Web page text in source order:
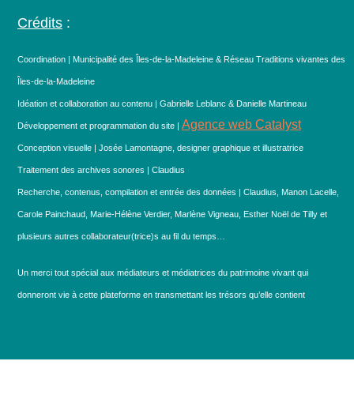
Crédits :
Coordination | Municipalité des Îles-de-la-Madeleine & Réseau Traditions vivantes des
Îles-de-la-Madeleine
Idéation et collaboration au contenu | Gabrielle Leblanc & Danielle Martineau
Développement et programmation du site | Agence web Catalyst
Conception visuelle | Josée Lamontagne, designer graphique et illustratrice
Traitement des archives sonores | Claudius
Recherche, contenus, compilation et entrée des données | Claudius, Manon Lacelle,
Carole Painchaud, Marie-Hélène Verdier, Marlène Vigneau, Esther Noël de Tilly et
plusieurs autres collaborateur(trice)s au fil du temps…
Un merci tout spécial aux médiateurs et médiatrices du patrimoine vivant qui
donneront vie à cette plateforme en transmettant les trésors qu’elle contient